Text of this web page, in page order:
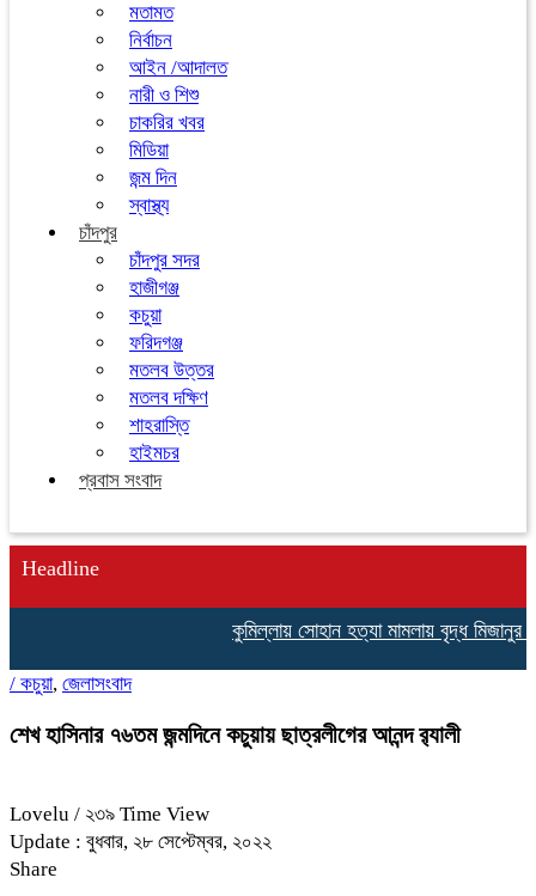
মতামত
নির্বাচন
আইন /আদালত
নারী ও শিশু
চাকরির খবর
মিডিয়া
জন্ম দিন
স্বাস্থ্য
চাঁদপুর
চাঁদপুর সদর
হাজীগঞ্জ
কচুয়া
ফরিদগঞ্জ
মতলব উত্তর
মতলব দক্ষিণ
শাহরাস্তি
হাইমচর
প্রবাস সংবাদ
Headline
কুমিল্লায় সোহান হত্যা মামলায় বৃদ্ধ মিজানুর
/ কচুয়া, জেলাসংবাদ
শেখ হাসিনার ৭৬তম জন্মদিনে কচুয়ায় ছাত্রলীগের আনন্দ র‌্যালী
Lovelu / ২৩৯ Time View
Update : বুধবার, ২৮ সেপ্টেম্বর, ২০২২
Share